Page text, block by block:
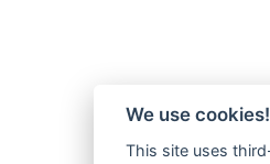
We use cookies!
This site uses